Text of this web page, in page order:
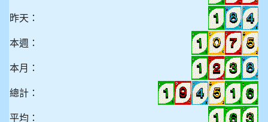
昨天：
本週：
本月：
總計：
平均：